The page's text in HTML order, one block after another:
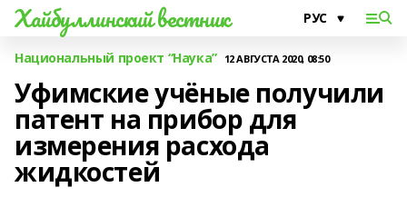
Хайбуллинский вестник
Национальный проект “Наука” 12 АВГУСТА 2020, 08:50
Уфимские учёные получили
патент на прибор для
измерения расхода
жидкостей